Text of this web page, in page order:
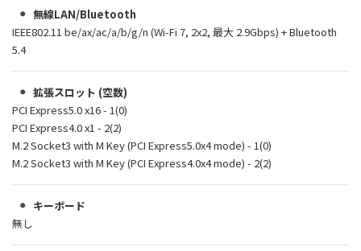
無線LAN/Bluetooth
IEEE802.11 be/ax/ac/a/b/g/n (Wi-Fi 7, 2x2, 最大 2.9Gbps) + Bluetooth
5.4
拡張スロット (空数)
PCI Express5.0 x16 - 1(0)
PCI Express4.0 x1 - 2(2)
M.2 Socket3 with M Key (PCI Express5.0x4 mode) - 1(0)
M.2 Socket3 with M Key (PCI Express4.0x4 mode) - 2(2)
キーボード
無し